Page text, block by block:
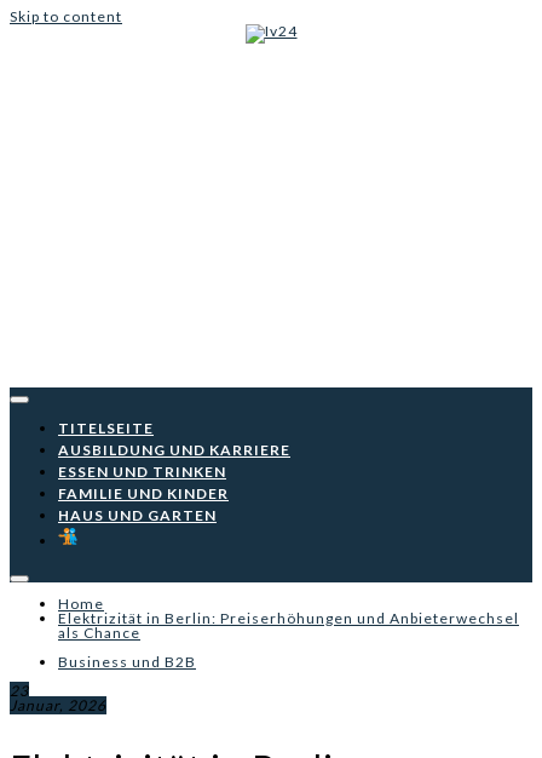
Skip to content
Iv24
TITELSEITE
AUSBILDUNG UND KARRIERE
ESSEN UND TRINKEN
FAMILIE UND KINDER
HAUS UND GARTEN
Home
Elektrizität in Berlin: Preiserhöhungen und Anbieterwechsel
als Chance
Business und B2B
23
Januar, 2026